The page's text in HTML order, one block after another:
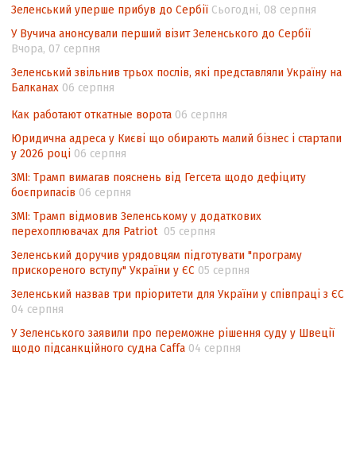
Аналіз виборчого законодавства щодо
невизначеності механізму повторного
підрахунку голосів виборців
Інформаційна безпека суспільства
Контент-аналіз відображення сенсу
національних інтересів у стратегічних
нормативно-правових документах
Зеленський уперше прибув до Сербії Сьогодні, 08 серпня
У Вучича анонсували перший візит Зеленського до Сербії
Вчора, 07 серпня
Зеленський звільнив трьох послів, які представляли Україну на
Балканах 06 серпня
Как работают откатные ворота 06 серпня
Юридична адреса у Києві що обирають малий бізнес і стартапи
у 2026 році 06 серпня
ЗМІ: Трамп вимагав пояснень від Гегсета щодо дефіциту
боєприпасів 06 серпня
ЗМІ: Трамп відмовив Зеленському у додаткових
перехоплювачах для Patriot 05 серпня
Зеленський доручив урядовцям підготувати "програму
прискореного вступу" України у ЄС 05 серпня
Зеленський назвав три пріоритети для України у співпраці з ЄС
04 серпня
У Зеленського заявили про переможне рішення суду у Швеції
щодо підсанкційного судна Caffa 04 серпня